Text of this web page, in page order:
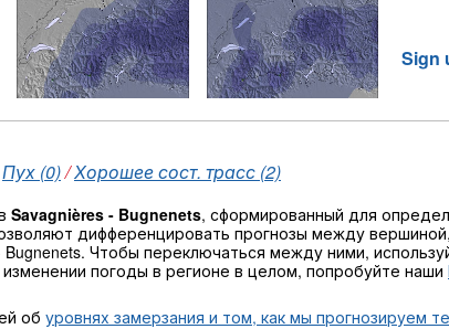
Sign
Пух (0)/Хорошее сост. трасс (2)
Savagnières - Bugnenets, сформированный для
дифференцировать прогнозы между
Bugnenets. Чтобы переключаться между ними,
погоды в регионе в целом, попробуйте наши
об уровнях замерзания и том, как мы прогнозируем